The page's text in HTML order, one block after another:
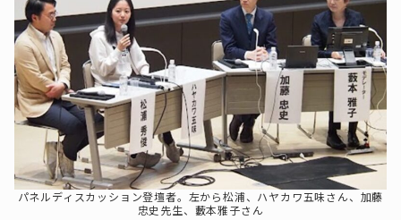
パネルディスカッション登壇者。左から松浦、ハヤカワ五味さん、加藤
忠史先生、藪本雅子さん